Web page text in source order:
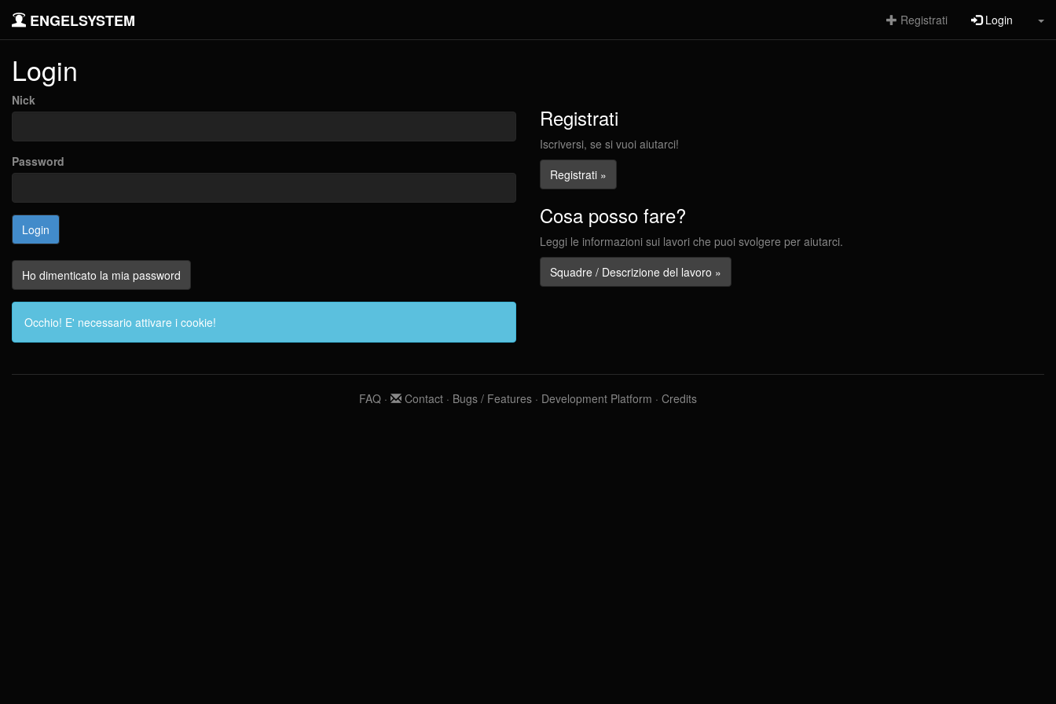
ENGELSYSTEM Registrati Login
Login
Nick
Password
Ho dimenticato la mia password
Occhio! E' necessario attivare i cookie!
Registrati
Iscriversi, se si vuoi aiutarci!
Registrati »
Cosa posso fare?
Leggi le informazioni sui lavori che puoi svolgere per aiutarci.
Squadre / Descrizione del lavoro »
FAQ · Contact · Bugs / Features · Development Platform · Credits